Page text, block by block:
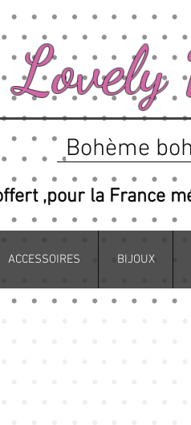
Lovely
Bohème
,pour la France
ACCESSOIRES BIJOUX